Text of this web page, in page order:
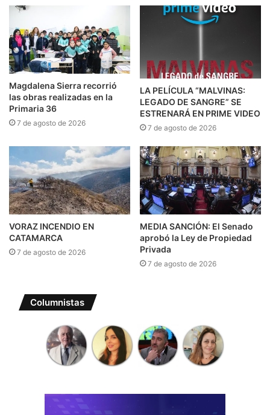
Magdalena Sierra recorrió
las obras realizadas en la
Primaria 36
7 de agosto de 2026
LA PELÍCULA “MALVINAS:
LEGADO DE SANGRE” SE
ESTRENARÁ EN PRIME VIDEO
7 de agosto de 2026
VORAZ INCENDIO EN
CATAMARCA
7 de agosto de 2026
MEDIA SANCIÓN: El Senado
aprobó la Ley de Propiedad
Privada
7 de agosto de 2026
Columnistas